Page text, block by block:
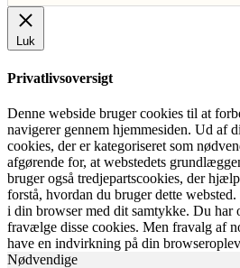
Luk
Privatlivsoversigt
Denne webside bruger cookies til at
navigerer gennem hjemmesiden. Ud af
cookies, der er kategoriseret som
afgørende for, at webstedets
bruger også tredjepartscookies, der
forstå, hvordan du bruger dette
i din browser med dit samtykke. Du har
fravælge disse cookies. Men fravalg af
have en indvirkning på din
Nødvendige